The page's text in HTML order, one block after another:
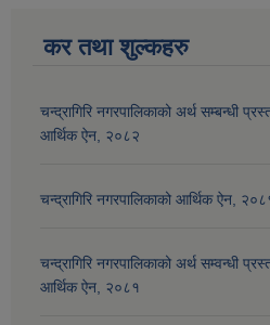
कर तथा शुल्कहरु
चन्द्रागिरि नगरपालिकाको अर्थ सम्बन्धी
आर्थिक ऐन, २०८२
चन्द्रागिरि नगरपालिकाको आर्थिक ऐन,
चन्द्रागिरि नगरपालिकाको अर्थ सम्वन्धी
आर्थिक ऐन, २०८१